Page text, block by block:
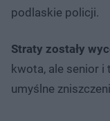
podlaskie policji.
Straty zostały
kwota, ale senior i
umyślne